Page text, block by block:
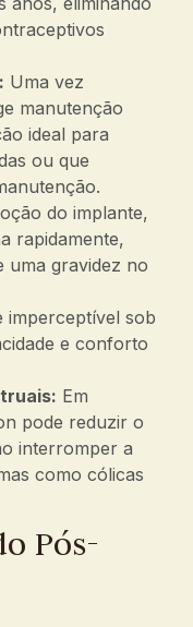
Uma vez
manutenção
ideal para
ou que
do implante,
rapidamente,
uma gravidez no
imperceptível sob
e conforto
Em
pode reduzir o
interromper a
como cólicas
Pós-